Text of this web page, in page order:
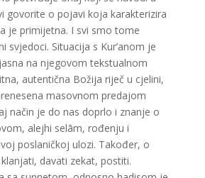
govorite o pojavi koja karakterizira
je primijetna. I svi smo tome
svjedoci. Situacija s Kur’anom je
na njegovom tekstualnom
autentična Božija riječ u cjelini,
masovnom predajom
način je do nas doprlo i znanje o
alejhi selām, rođenju i
poslaničkoj ulozi. Također, o
davati zekat, postiti.